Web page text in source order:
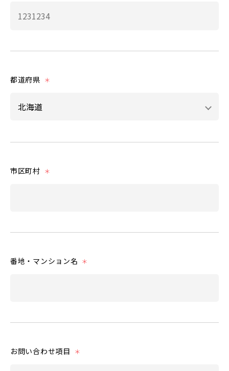
都道府県 ＊
市区町村 ＊
番地・マンション名 ＊
お問い合わせ項目 ＊